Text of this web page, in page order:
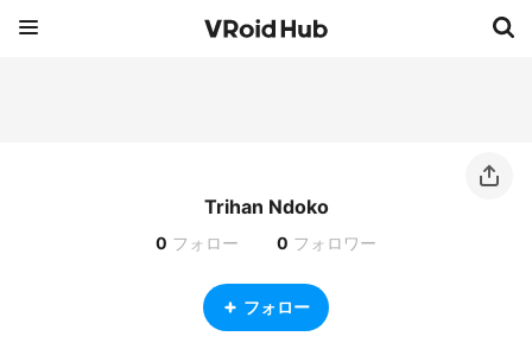
Trihan Ndoko
0 フォロー 0 フォロワー
フォロー